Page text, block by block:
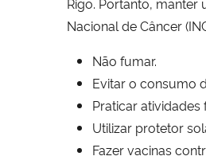
Nacional de Câncer
Não fumar.
Evitar o consumo
Praticar atividades
Utilizar protetor
Fazer vacinas